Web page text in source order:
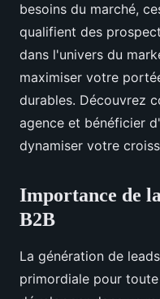
besoins du marché,
qualifient des
dans l'univers du
maximiser votre
durables. Découvrez
agence et bénéficier
dynamiser votre
Importance de
B2B
La génération de
primordiale pour